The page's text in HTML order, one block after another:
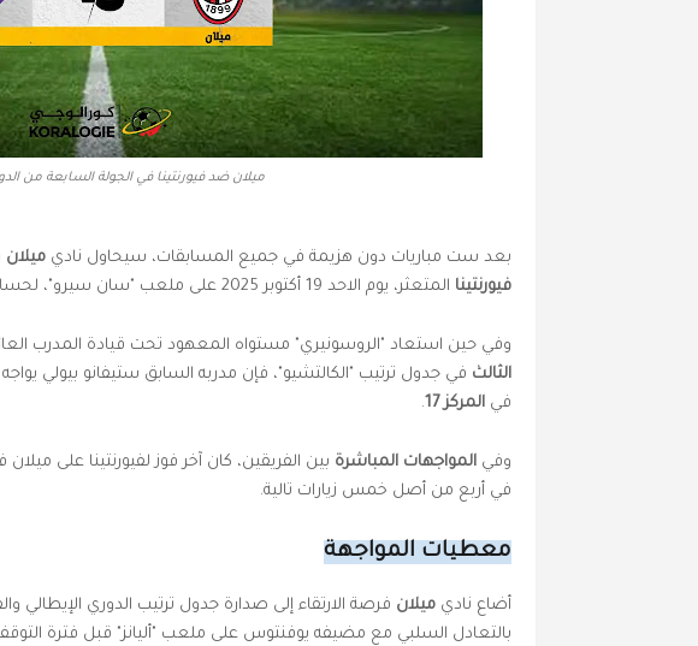
ميلان ضد فيورنتينا في الجولة السابعة من
بعد ست مباريات دون هزيمة في جميع المسابقات، سيحاول ناديميلان
فيورنتينا المتعثر، يوم الاحد 19 أكتوبر 2025 على ملعب "سان سيرو"، لحساب الجولة السابعة من الدوري الإيطالي.
وفي حين استعاد "الروسونيري" مستواه المعهود تحت قيادة المدرب
الثالث في جدول ترتيب "الكالتشيو"، فإن مدربه السابق ستيفانو بيولي يواجه
فيالمركز 17 .
وفيالمواجهات المباشرة بين الفريقين، كان آخر فوز لفيورنتينا
في أربع من أصل خمس زيارات تالية.
معطيات المواجهة
أضاع ناديميلان فرصة الارتقاء إلى صدارة جدول ترتيب الدوري الإيطالي
بالتعادل السلبي مع مضيفه يوفنتوس على ملعب "أليانز" قبل فترة